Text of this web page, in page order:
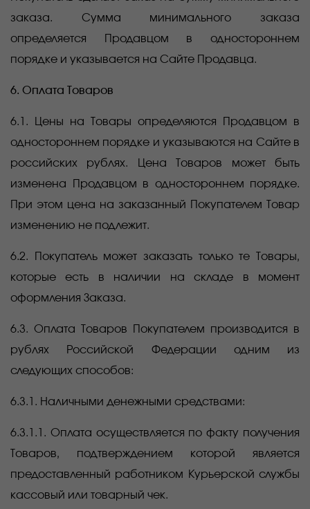
заказа. Сумма минимального заказа
определяется Продавцом в одностороннем
порядке и указывается на Сайте Продавца.
6. Оплата Товаров
6.1. Цены на Товары определяются Продавцом в
одностороннем порядке и указываются на Сайте в
российских рублях. Цена Товаров может быть
изменена Продавцом в одностороннем порядке.
При этом цена на заказанный Покупателем Товар
изменению не подлежит.
6.2. Покупатель может заказать только те Товары,
которые есть в наличии на складе в момент
оформления Заказа.
6.3. Оплата Товаров Покупателем производится в
рублях Российской Федерации одним из
следующих способов:
6.3.1. Наличными денежными средствами:
6.3.1.1. Оплата осуществляется по факту получения
Товаров, подтверждением которой является
предоставленный работником Курьерской службы
кассовый или товарный чек.